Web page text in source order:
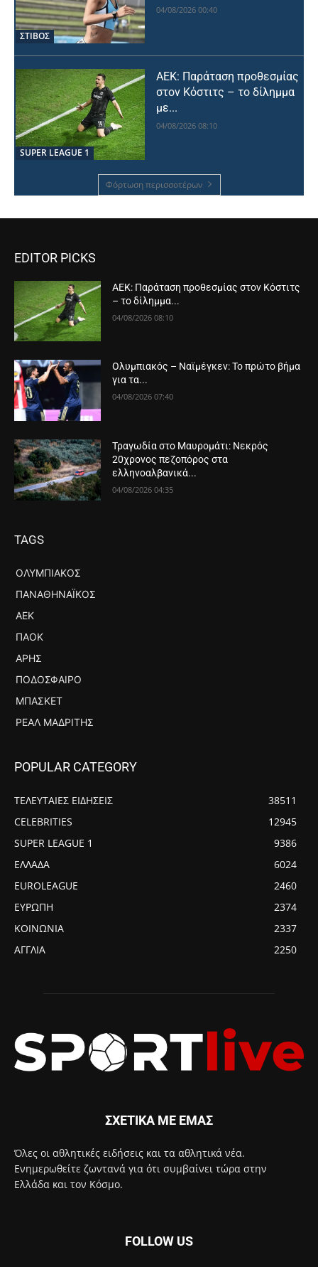
ΣΤΙΒΟΣ
04/08/2026 00:40
SUPER LEAGUE 1
ΑΕΚ: Παράταση προθεσμίας
στον Κόστιτς – το δίλημμα
με...
04/08/2026 08:10
Φόρτωση περισσοτέρων
EDITOR PICKS
ΑΕΚ: Παράταση προθεσμίας στον Κόστιτς
– το δίλημμα...
04/08/2026 08:10
Ολυμπιακός – Ναϊμέγκεν: Το πρώτο βήμα
για τα...
04/08/2026 07:40
Τραγωδία στο Μαυρομάτι: Νεκρός
20χρονος πεζοπόρος στα
ελληνοαλβανικά...
04/08/2026 04:35
TAGS
ΟΛΥΜΠΙΑΚΌΣ
ΠΑΝΑΘΗΝΑΪΚΌΣ
ΑΕΚ
ΠΑΟΚ
ΆΡΗΣ
ΠΟΔΌΣΦΑΙΡΟ
ΜΠΆΣΚΕΤ
ΡΕΆΛ ΜΑΔΡΊΤΗΣ
POPULAR CATEGORY
ΤΕΛΕΥΤΑΙΕΣ ΕΙΔΗΣΕΙΣ
38511
CELEBRITIES
12945
SUPER LEAGUE 1
9386
ΕΛΛΑΔΑ
6024
EUROLEAGUE
2460
ΕΥΡΩΠΗ
2374
ΚΟΙΝΩΝΙΑ
2337
ΑΓΓΛΙΑ
2250
ΣΧΕΤΙΚΑ ΜΕ ΕΜΑΣ
Όλες οι αθλητικές ειδήσεις και τα αθλητικά νέα.
Ενημερωθείτε ζωντανά για ότι συμβαίνει τώρα στην
Ελλάδα και τον Κόσμο.
FOLLOW US